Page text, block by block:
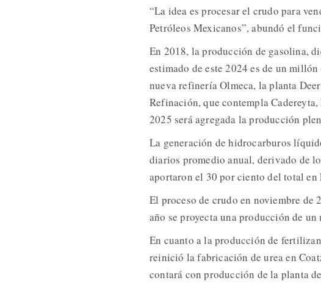
“La idea es procesar el crudo para
Petróleos Mexicanos”, abundó el
En 2018, la producción de gasolina,
estimado de este 2024 es de un
nueva refinería Olmeca, la planta
Refinación, que contempla
2025 será agregada la producción
La generación de hidrocarburos
diarios promedio anual, derivado de
aportaron el 30 por ciento del total
El proceso de crudo en noviembre de
año se proyecta una producción de
En cuanto a la producción de
reinició la fabricación de urea en
contará con producción de la planta